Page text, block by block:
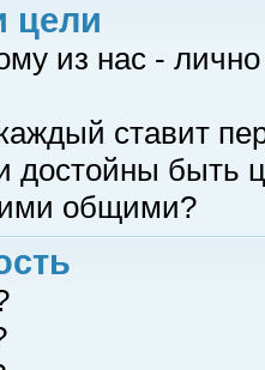
цели
из нас -
ставит
достойны быть
общими?